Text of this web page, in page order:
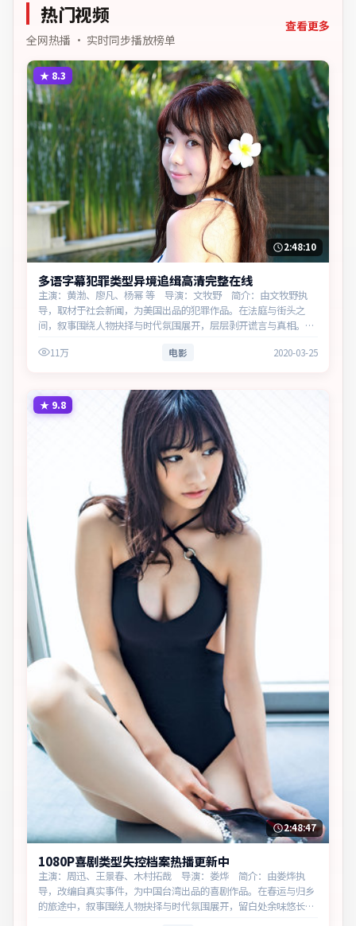
赏性与现实意义。
热门视频
全网热播 · 实时同步播放榜单
查看更多
★ 8.3
2:48:10
多语字幕犯罪类型异境追缉高清完整在线
主演：黄渤、廖凡、杨幂 等 导演：文牧野 简介：由文牧野执
导，取材于社会新闻，为美国出品的犯罪作品。在法庭与街头之
间，叙事围绕人物抉择与时代氛围展开，层层剥开谎言与真相。主
11万 电影 2020-03-25
★ 9.8
2:48:47
1080P喜剧类型失控档案热播更新中
主演：周迅、王景春、木村拓哉 导演：娄烨 简介：由娄烨执
导，改编自真实事件，为中国台湾出品的喜剧作品。在春运与归乡
的旅途中，叙事围绕人物抉择与时代氛围展开，留白处余味悠长，